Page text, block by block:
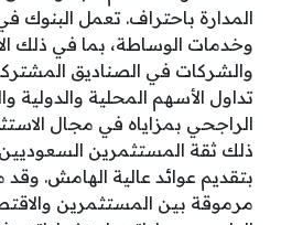
المدارة باحتراف. تعمل البنوك
وخدمات الوساطة، بما في ذلك
والشركات في الصناديق
تداول الأسهم المحلية
الراجحي بمزاياه في مجال
ذلك ثقة المستثمرين السعوديين
بتقديم عوائد عالية الهامش.
مرموقة بين المستثمرين